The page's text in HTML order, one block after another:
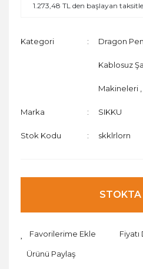
1.273,48 TL den başlayan
Kategori Dragon
Kablosuz
Makineleri
Marka SIKKU
Stok Kodu skklrlorn
STOKTA
Ürünü Paylaş